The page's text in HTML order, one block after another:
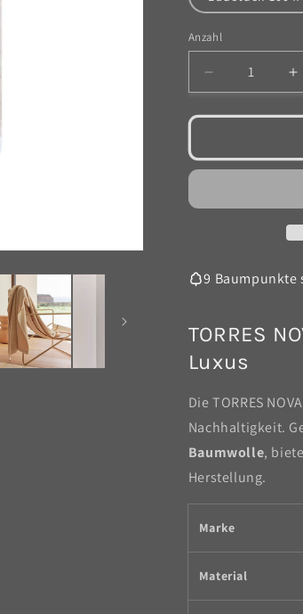
Anzahl
Anzahl
Verringere
die
Menge
Handtuch
DO
-
-
9 Baumpunkte
TORRES
Luxus
Die TORRES
Nachhaltigkeit.
Baumwolle,
Herstellung.
Marke
Material